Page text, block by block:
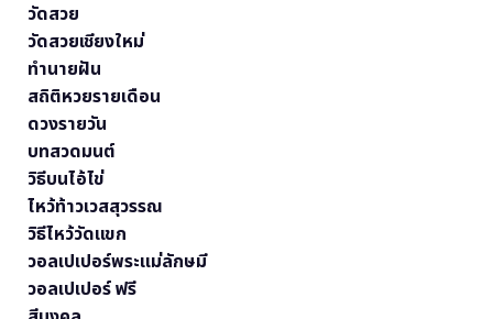
วัดสวย
วัดสวยเชียงใหม่
ทำนายฝัน
สถิติหวยรายเดือน
ดวงรายวัน
บทสวดมนต์
วิธีบนไอ้ไข่
ไหว้ท้าวเวสสุวรรณ
วิธีไหว้วัดแขก
วอลเปเปอร์พระแม่ลักษมี
วอลเปเปอร์ ฟรี